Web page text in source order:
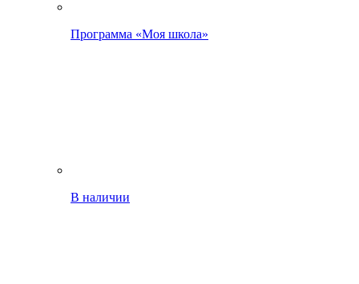
Программа «Моя школа»
В наличии